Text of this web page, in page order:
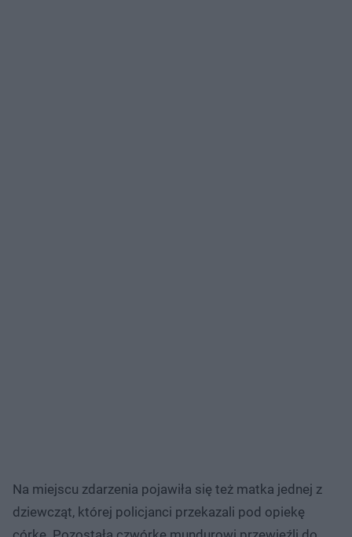
Na miejscu zdarzenia pojawiła się też matka jednej z
dziewcząt, której policjanci przekazali pod opiekę